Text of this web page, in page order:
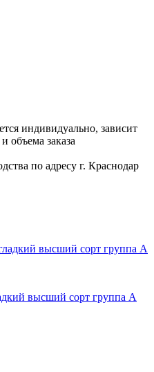
индивидуально, зависит
объема заказа
по адресу г. Краснодар
высший сорт группа А